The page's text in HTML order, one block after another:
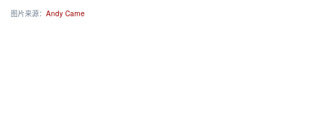
图片来源： Andy Carne